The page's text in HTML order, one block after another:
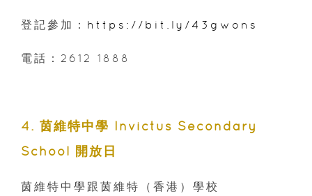
登記參加： https://bit.ly/43gwons
電話：2612 1888
4. 茵維特中學 Invictus Secondary
School 開放日
茵維特中學跟茵維特（香港）學校